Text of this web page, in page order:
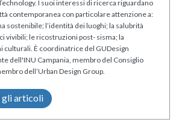
I suoi interessi di ricerca riguardano
contemporanea con particolare attenzione a:
sostenibile; l’identità dei luoghi; la salubrità
vivibili; le ricostruzioni post- sisma; la
culturali. È coordinatrice del GUDesign
dell'INU Campania, membro del Consiglio
dell’Urban Design Group.
gli articoli